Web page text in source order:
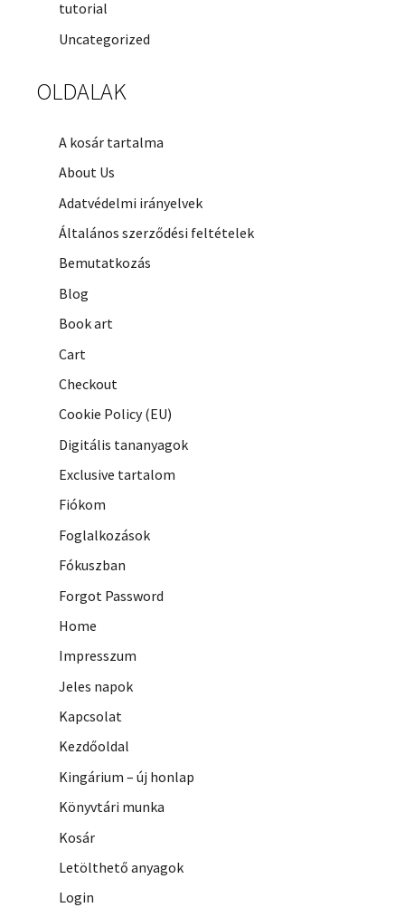
tutorial
Uncategorized
OLDALAK
A kosár tartalma
About Us
Adatvédelmi irányelvek
Általános szerződési feltételek
Bemutatkozás
Blog
Book art
Cart
Checkout
Cookie Policy (EU)
Digitális tananyagok
Exclusive tartalom
Fiókom
Foglalkozások
Fókuszban
Forgot Password
Home
Impresszum
Jeles napok
Kapcsolat
Kezdőoldal
Kingárium – új honlap
Könyvtári munka
Kosár
Letölthető anyagok
Login